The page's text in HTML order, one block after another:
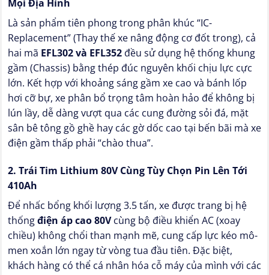
Mọi Địa Hình
Là sản phẩm tiên phong trong phân khúc “IC-
Replacement” (Thay thế xe nâng động cơ đốt trong), cả
hai mã EFL302 và EFL352đều sử dụng hệ thống khung
gầm (Chassis) bằng thép đúc nguyên khối chịu lực cực
lớn. Kết hợp với khoảng sáng gầm xe cao và bánh lốp
hơi cỡ bự, xe phân bổ trọng tâm hoàn hảo để không bị
lún lầy, dễ dàng vượt qua các cung đường sỏi đá, mặt
sân bê tông gồ ghề hay các gờ dốc cao tại bến bãi mà xe
điện gầm thấp phải “chào thua”.
2. Trái Tim Lithium 80V Cùng Tùy Chọn Pin Lên Tới
410Ah
Để nhấc bổng khối lượng 3.5 tấn, xe được trang bị hệ
thốngđiện áp cao 80Vcùng bộ điều khiển AC (xoay
chiều) không chổi than mạnh mẽ, cung cấp lực kéo mô-
men xoắn lớn ngay từ vòng tua đầu tiên. Đặc biệt,
khách hàng có thể cá nhân hóa cỗ máy của mình với các